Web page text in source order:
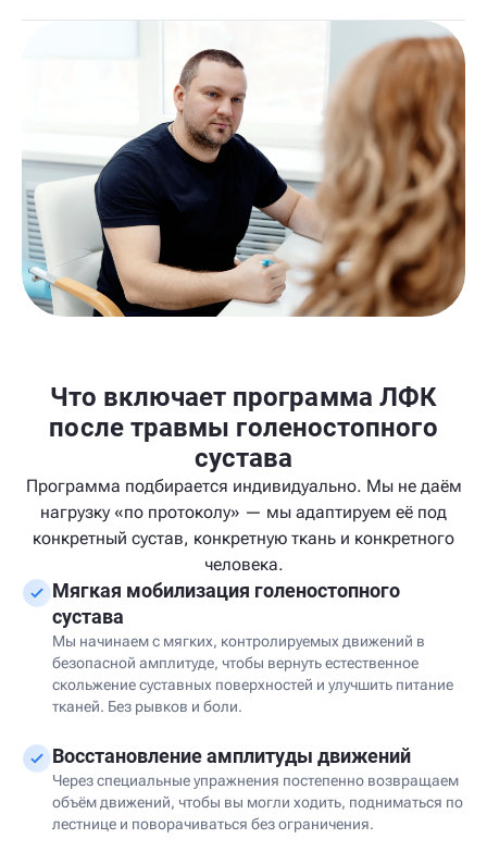
Что включает программа ЛФК
после травмы голеностопного
сустава
Программа подбирается индивидуально. Мы не даём
нагрузку «по протоколу» — мы адаптируем её под
конкретный сустав, конкретную ткань и конкретного
человека.
Мягкая мобилизация голеностопного
сустава
Мы начинаем с мягких, контролируемых движений в
безопасной амплитуде, чтобы вернуть естественное
скольжение суставных поверхностей и улучшить питание
тканей. Без рывков и боли.
Восстановление амплитуды движений
Через специальные упражнения постепенно возвращаем
объём движений, чтобы вы могли ходить, подниматься по
лестнице и поворачиваться без ограничения.